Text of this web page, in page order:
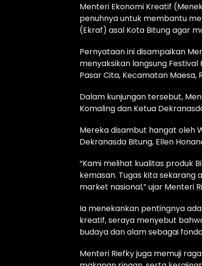
Menteri Ekonomi Kreatif
penuhnya untuk membantu
(Ekraf) asal Kota Bitung agar
Pernyataan ini disampaikan
menyaksikan langsung Festival
Pasar Cita, Kecamatan Maesa,
Dalam kunjungan tersebut,
Komaling dan Ketua
Mereka disambut hangat oleh
Dekranasda Bitung, Ellen
“Kami melihat kualitas produk
kemasan. Tugas kita sekarang
market nasional,” ujar Menteri
Ia menekankan pentingnya
kreatif, seraya menyebut
budaya dan alam sebagai
Menteri Riefky juga memuji